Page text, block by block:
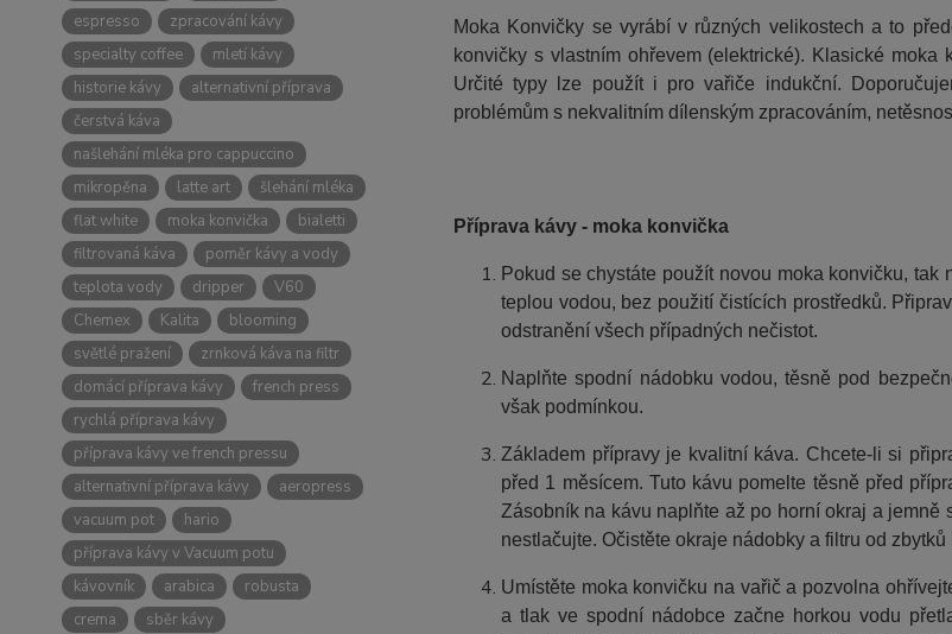
espresso
zpracování kávy
specialty coffee
mletí kávy
historie kávy
alternativní příprava
čerstvá káva
našlehání mléka pro cappuccino
mikropěna
latte art
šlehání mléka
flat white
moka konvička
bialetti
filtrovaná káva
poměr kávy a vody
teplota vody
dripper
V60
Chemex
Kalita
blooming
světlé pražení
zrnková káva na filtr
domácí příprava kávy
french press
rychlá příprava kávy
příprava kávy ve french pressu
alternativní příprava kávy
aeropress
vacuum pot
hario
příprava kávy v Vacuum potu
kávovník
arabica
robusta
crema
sběr kávy
Moka Konvičky se vyrábí v různých velikostech a to
konvičky s vlastním ohřevem (elektrické). Klasické
Určité typy lze použít i pro vařiče indukční.
problémům s nekvalitním dílenským zpracováním,
Příprava kávy - moka konvička
Pokud se chystáte použít novou moka konvičku,
teplou vodou, bez použití čistících prostředků.
odstranění všech případných nečistot.
Naplňte spodní nádobku vodou, těsně pod
však podmínkou.
Základem přípravy je kvalitní káva. Chcete-li si
před 1 měsícem. Tuto kávu pomelte těsně před
Zásobník na kávu naplňte až po horní okraj a
nestlačujte. Očistěte okraje nádobky a filtru od
Umístěte moka konvičku na vařič a pozvolna
a tlak ve spodní nádobce začne horkou vodu